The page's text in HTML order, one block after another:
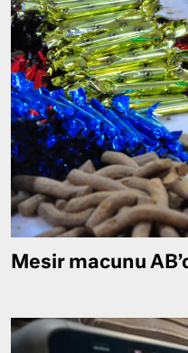
Mesir macunu